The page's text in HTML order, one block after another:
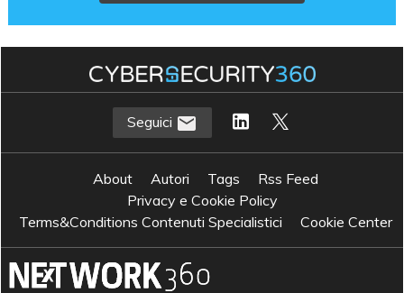
Seguici
About Autori Tags
Rss Feed
Privacy e Cookie Policy
Terms&Conditions Contenuti Specialistici
Cookie Center